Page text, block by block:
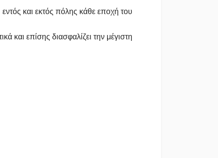
και εκτός πόλης κάθε εποχή του
και επίσης διασφαλίζει την μέγιστη